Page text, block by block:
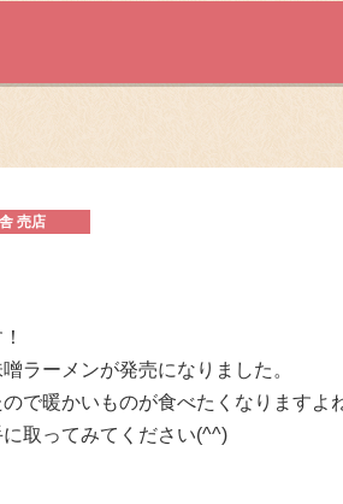
売店
ラーメンが発売になりました。
で暖かいものが食べたくなりますよ
取ってみてください(^^)